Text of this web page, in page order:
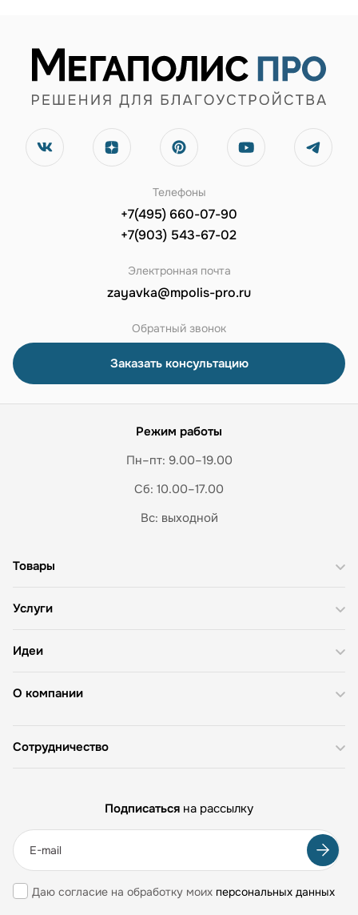
Телефоны
+7(495) 660-07-90
+7(903) 543-67-02
Электронная почта
zayavka@mpolis-pro.ru
Обратный звонок
Заказать консультацию
Режим работы
Пн–пт: 9.00–19.00
Сб: 10.00–17.00
Вс: выходной
О компании
Товары
Услуги
Идеи
Сотрудничество
Подписаться на рассылку
Даю согласие на обработку моих персональных данных